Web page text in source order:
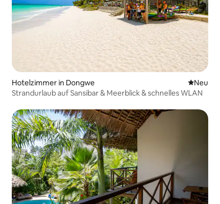
Hotelzimmer in Dongwe Neue
Neu
Strandurlaub auf Sansibar & Meerblick & schnelles WLAN